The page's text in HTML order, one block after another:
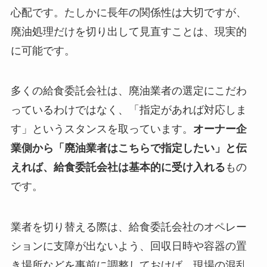
心配です。たしかに長年の関係性は大切ですが、
廃油処理だけを切り出して見直すことは、現実的
に可能です。
多くの給食委託会社は、廃油業者の選定にこだわ
っているわけではなく、「指定があれば対応しま
す」というスタンスを取っています。 オーナー企
業側から「廃油業者はこちらで指定したい」と伝
えれば、給食委託会社は基本的に受け入れる もの
です。
業者を切り替える際は、給食委託会社のオペレー
ションに支障が出ないよう、回収日時や容器の置